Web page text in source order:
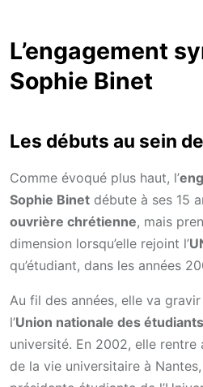
L’engagement
Sophie Binet
Les débuts au sein de
Comme évoqué plus haut, l’
Sophie Binet débute à ses 15
ouvrière chrétienne, mais
dimension lorsqu’elle rejoint l’
qu’étudiant, dans les années
Au fil des années, elle va
l’Union nationale des
université. En 2002, elle rentre
de la vie universitaire à